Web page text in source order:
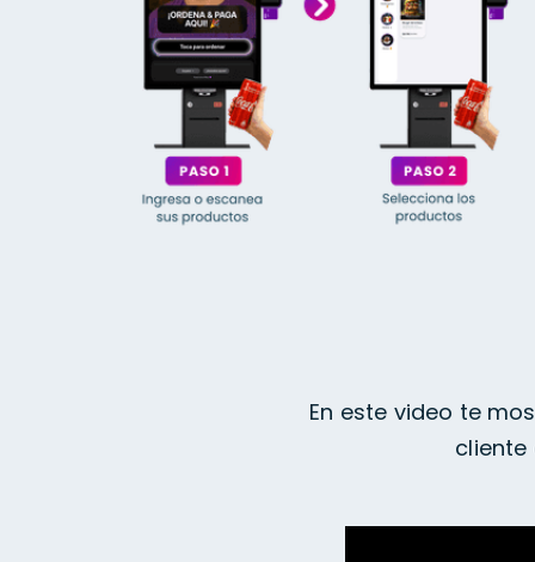
En este video te
cliente